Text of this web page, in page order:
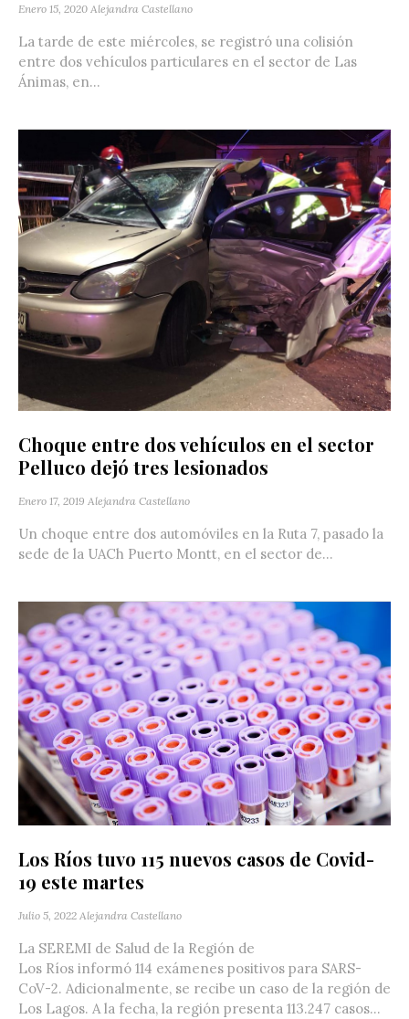
Enero 15, 2020 Alejandra Castellano
La tarde de este miércoles, se registró una colisión
entre dos vehículos particulares en el sector de Las
Ánimas, en...
Choque entre dos vehículos en el sector
Pelluco dejó tres lesionados
Enero 17, 2019 Alejandra Castellano
Un choque entre dos automóviles en la Ruta 7, pasado la
sede de la UACh Puerto Montt, en el sector de...
Los Ríos tuvo 115 nuevos casos de Covid-
19 este martes
Julio 5, 2022 Alejandra Castellano
La SEREMI de Salud de la Región de
Los Ríos informó 114 exámenes positivos para SARS-
CoV-2. Adicionalmente, se recibe un caso de la región de
Los Lagos. A la fecha, la región presenta 113.247 casos...